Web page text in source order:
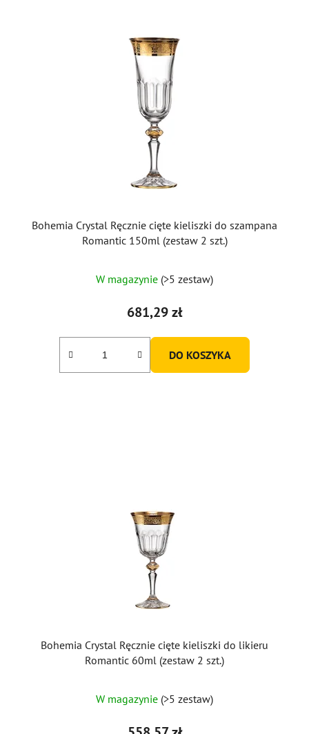
Bohemia Crystal Ręcznie cięte kieliszki do szampana
Romantic 150ml (zestaw 2 szt.)
W magazynie (>5 zestaw)
681,29 zł
DO KOSZYKA
Bohemia Crystal Ręcznie cięte kieliszki do likieru
Romantic 60ml (zestaw 2 szt.)
W magazynie (>5 zestaw)